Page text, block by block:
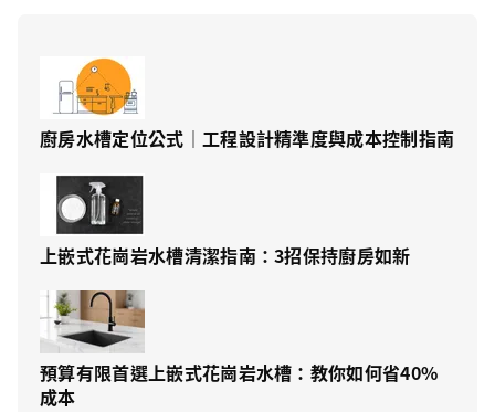
廚房水槽定位公式｜工程設計精準度與成本控制指南
上嵌式花崗岩水槽清潔指南：3招保持廚房如新
預算有限首選上嵌式花崗岩水槽：教你如何省40%
成本